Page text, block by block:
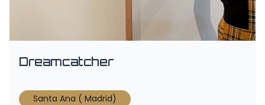
Dreamcatcher
Santa Ana ( Madrid)